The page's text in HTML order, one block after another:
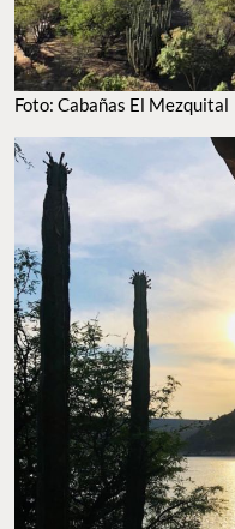
Foto: Cabañas El Mezquital